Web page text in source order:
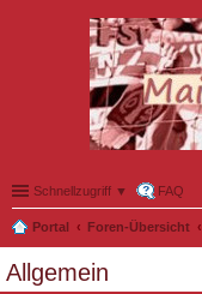
Schnellzugriff ▼ FAQ
Portal Foren-Übersicht
Allgemein